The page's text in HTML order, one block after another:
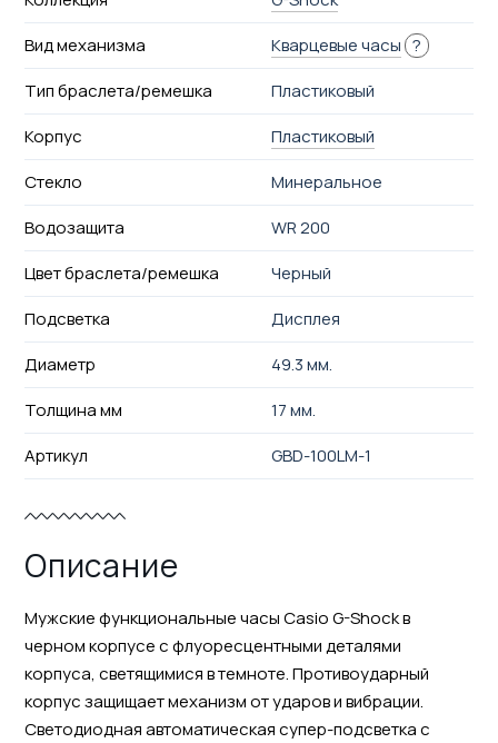
Вид механизма
Кварцевые часы ?
Тип браслета/ремешка
Пластиковый
Корпус
Пластиковый
Стекло
Минеральное
Водозащита
WR 200
Цвет браслета/ремешка
Черный
Подсветка
Дисплея
Диаметр
49.3 мм.
Толщина мм
17 мм.
Артикул
GBD-100LM-1
Описание
Мужские функциональные часы Casio G-Shock в
черном корпусе с флуоресцентными деталями
корпуса, светящимися в темноте. Противоударный
корпус защищает механизм от ударов и вибрации.
Светодиодная автоматическая супер-подсветка с